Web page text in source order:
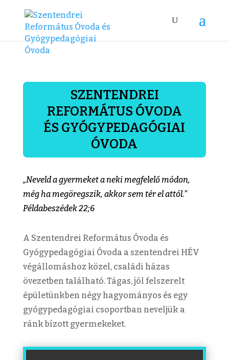
SZENTENDREI
REFORMÁTUS ÓVODA
ÉS GYÓGYPEDAGÓGIAI
ÓVODA
„Neveld a gyermeket a neki megfelelő módon,
még ha megöregszik, akkor sem tér el attól.”
Példabeszédek 22;6
A Szentendrei Református Óvoda és
Gyógypedagógiai Óvoda a szentendrei HÉV
végállomáshoz közel, családi házas
övezetben található. Tágas, jól felszerelt
épületünkben négy hagyományos és egy
gyógypedagógiai csoportban neveljük a
ránk bízott gyermekeket.